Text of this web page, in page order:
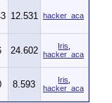
12.531 hacker_aca
24.602 Iris
hacker_aca
8.593 Iris
hacker_aca